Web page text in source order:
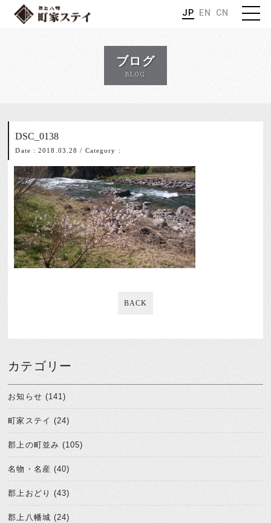
JP EN CN
ブログ
BLOG
DSC_0138
Date : 2018.03.28 / Category :
BACK
カテゴリー
お知らせ (141)
町家ステイ (24)
郡上の町並み (105)
名物・名産 (40)
郡上おどり (43)
郡上八幡城 (24)